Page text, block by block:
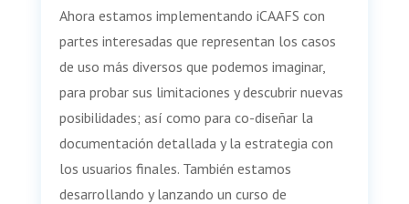
Ahora estamos implementando iCAAFS con
partes interesadas que representan los casos
de uso más diversos que podemos imaginar,
para probar sus limitaciones y descubrir nuevas
posibilidades; así como para co-diseñar la
documentación detallada y la estrategia con
los usuarios finales. También estamos
desarrollando y lanzando un curso de